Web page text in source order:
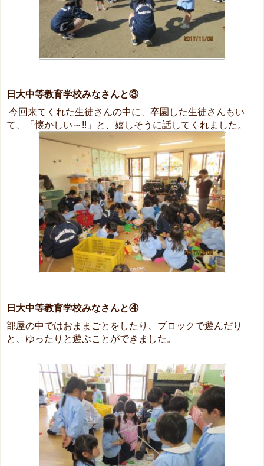
日大中等教育学校みなさんと③
今回来てくれた生徒さんの中に、卒園した生徒さんもい
て、「懐かしい～!!」と、嬉しそうに話してくれました。
日大中等教育学校みなさんと④
部屋の中ではおままごとをしたり、ブロックで遊んだり
と、ゆったりと遊ぶことができました。